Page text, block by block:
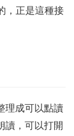
，正是這種接
理成可以點讀
讀，可以打開